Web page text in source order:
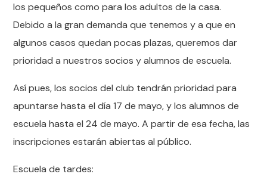
los pequeños como para los adultos de la casa.
Debido a la gran demanda que tenemos y a que en
algunos casos quedan pocas plazas, queremos dar
prioridad a nuestros socios y alumnos de escuela.
Así pues, los socios del club tendrán prioridad para
apuntarse hasta el día 17 de mayo, y los alumnos de
escuela hasta el 24 de mayo. A partir de esa fecha, las
inscripciones estarán abiertas al público.
Escuela de tardes: